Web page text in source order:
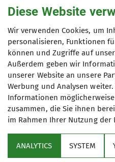
Details
Termindetails
Do. 28.08.2025 18:00
Diese Website
Wir verwenden Cookies, um
personalisieren, Funktionen
können und Zugriffe auf
Außerdem geben wir
unserer Website an unsere
Werbung und Analysen
Informationen
zusammen, die Sie ihnen
im Rahmen Ihrer Nutzung der
ANALYTICS SYSTEM